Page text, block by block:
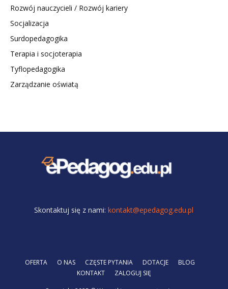
Rozwój nauczycieli / Rozwój kariery
Socjalizacja
Surdopedagogika
Terapia i socjoterapia
Tyflopedagogika
Zarządzanie oświatą
Skontaktuj się z nami:kontakt@epedagog.edu.pl
OFERTA O NAS CZĘSTE PYTANIA DOTACJE
BLOG
KONTAKT
ZALOGUJ SIĘ